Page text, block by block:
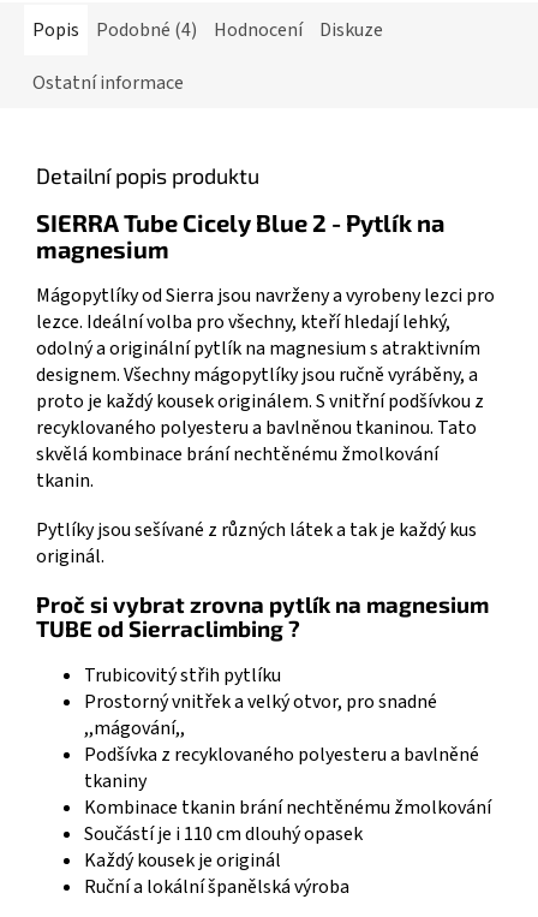
Popis Podobné (4) Hodnocení
Diskuze
Ostatní informace
Detailní popis produktu
SIERRA Tube Cicely Blue 2 - Pytlík na
magnesium
Mágopytlíky od Sierra jsou navrženy a vyrobeny lezci pro
lezce. Ideální volba pro všechny, kteří hledají lehký,
odolný a originální pytlík na magnesium s atraktivním
designem. Všechny mágopytlíky jsou ručně vyráběny, a
proto je každý kousek originálem. Svnitřní podšívkou z
recyklovaného polyesteru a bavlněnou tkaninou. Tato
skvělá kombinace brání nechtěnému žmolkování
tkanin.
Pytlíky jsou sešívané z různých látek a tak je každý kus
originál.
Proč si vybrat zrovna pytlík na magnesium
TUBE od Sierraclimbing ?
Trubicovitý střih pytlíku
Prostorný vnitřek a velký otvor, pro snadné
,,mágování,,
Podšívka z recyklovaného polyesteru a bavlněné
tkaniny
Kombinace tkanin brání nechtěnému žmolkování
Součástí je i 110 cm dlouhý opasek
Každý kousek je originál
Ruční a lokální španělská výroba